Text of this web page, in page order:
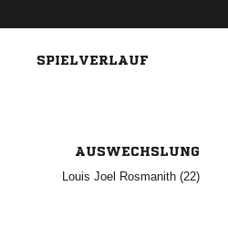
SPIELVERLAUF
AUSWECHSLUNG
   